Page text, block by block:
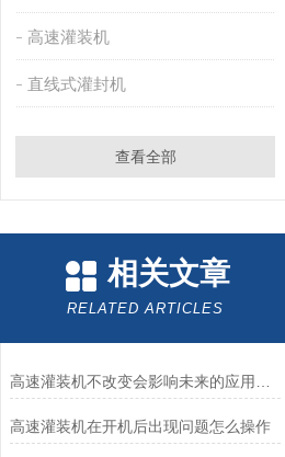
高速灌装机
直线式灌封机
查看全部
相关文章
RELATED ARTICLES
高速灌装机在开机后出现问题怎么操作